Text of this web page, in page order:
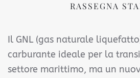
RASSEGNA
Il GNL (gas naturale
carburante ideale per la
settore marittimo, ma un